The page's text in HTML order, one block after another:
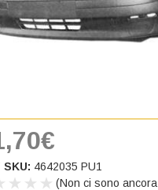
SKU: 4642035 PU1
(Non ci sono ancora